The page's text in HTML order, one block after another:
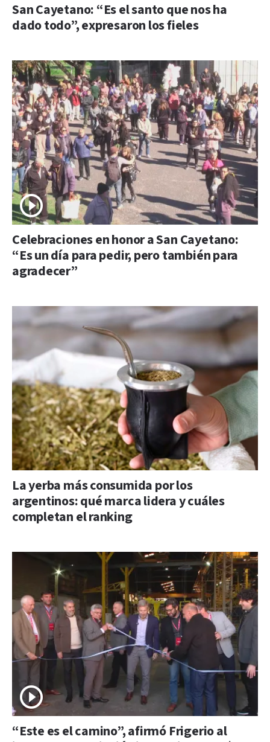
San Cayetano: “Es el santo que nos ha
dado todo”, expresaron los fieles
Celebraciones en honor a San Cayetano:
“Es un día para pedir, pero también para
agradecer”
La yerba más consumida por los
argentinos: qué marca lidera y cuáles
completan el ranking
“Este es el camino”, afirmó Frigerio al